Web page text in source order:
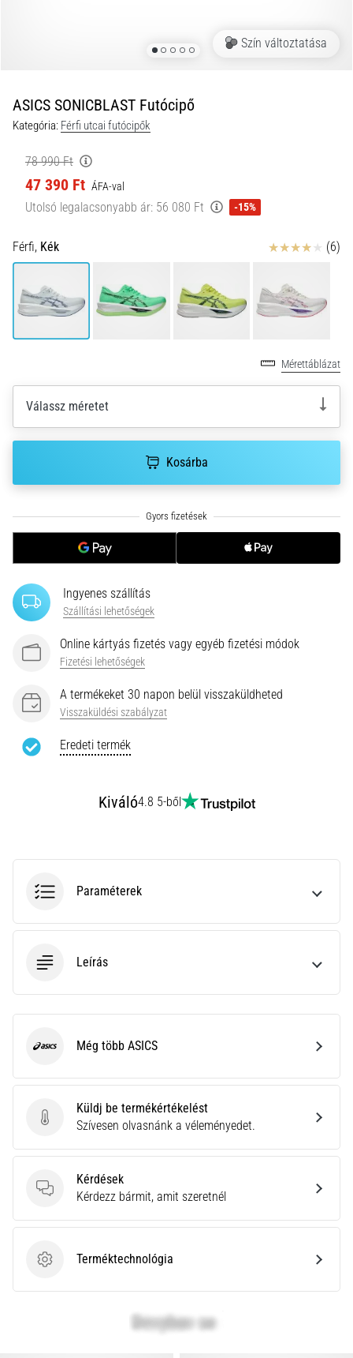
A
gyakorlatban
ingafutás
sebességet,
és
az
irányváltási
képességet
Hogyan
2026.08.06.
11 perces olvasási idő
Okok,
és
megelőzés
A
futótérd,
más
néven
szalag
szindróma
egy
gyakori
egészségügyi
Minden cikk
Szín változtatása
ASICS SONICBLAST Futócipő
Kategória: Férfi utcai futócipők
78 990 Ft
47 390 Ft ÁFA-val
Utolsó legalacsonyabb ár: 56 080 Ft -15%
Férfi, Kék Értékelés (6)
Mérettáblázat
Válassz méretet
Kosárba
Ingyenes szállítás
Szállítási lehetőségek
Online kártyás fizetés vagy egyéb fizetési módok
Fizetési lehetőségek
A termékeket 30 napon belül visszaküldheted
Visszaküldési szabályzat
Eredeti termék
Kiváló4.8 5-ből
Paraméterek
Leírás
Küldj be termékértékelést
Küldj be termékértékelést
Szívesen olvasnánk a véleményedet.
Kérdések
Kérdések
Kérdezz bármit, amit szeretnél
Terméktechnológia
Terméktechnológia
ASICS Még több ASICS